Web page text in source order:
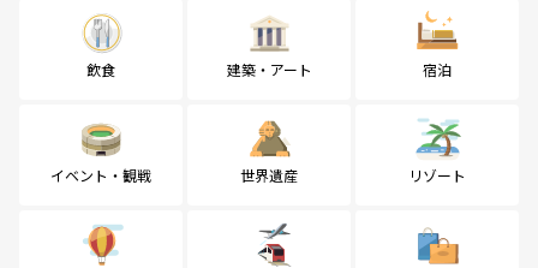
飲食 建築・アート 宿泊
イベント・観戦 世界遺産 リゾート